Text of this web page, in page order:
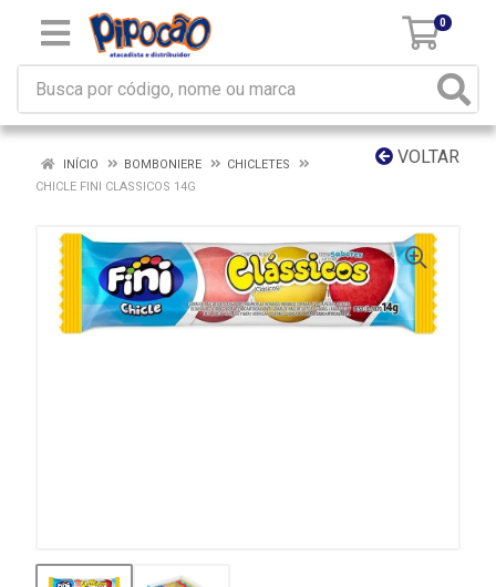
0
VOLTAR
INÍCIO BOMBONIERE
CHICLETES
CHICLE FINI CLASSICOS 14G